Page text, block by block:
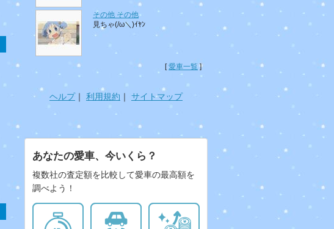
その他 その他
見ちゃ(/ω＼)ｲﾔﾝ
[愛車一覧 ]
ヘルプ｜ 利用規約 ｜ サイトマップ
あなたの愛車、今いくら？
複数社の査定額を比較して愛車の最高額を
調べよう！